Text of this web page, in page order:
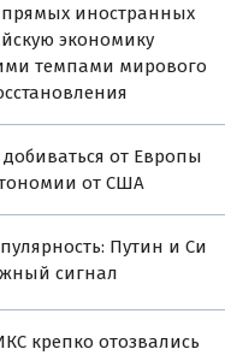
иностранных
экономику
темпами мирового
от Европы
от США
Путин и Си
сигнал
крепко отозвались